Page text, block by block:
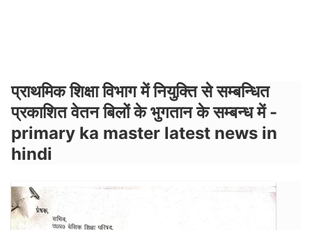
प्राथमिक शिक्षा विभाग में नियुक्ति से सम्बन्धित
प्रकाशित वेतन बिलों के भुगतान के सम्बन्ध में -
primary ka master latest news in
hindi